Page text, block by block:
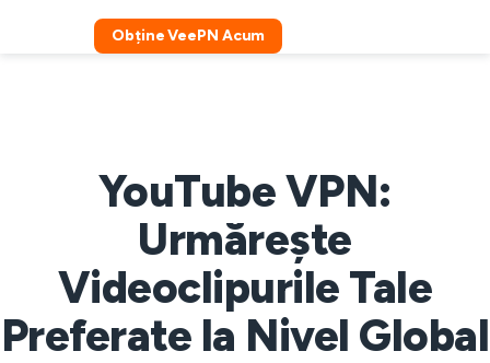
Obține VeePN Acum
YouTube VPN:
Urmărește
Videoclipurile Tale
Preferate la Nivel Global